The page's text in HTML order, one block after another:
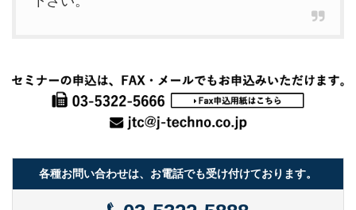
各種お問い合わせは、お電話でも受け付けております。